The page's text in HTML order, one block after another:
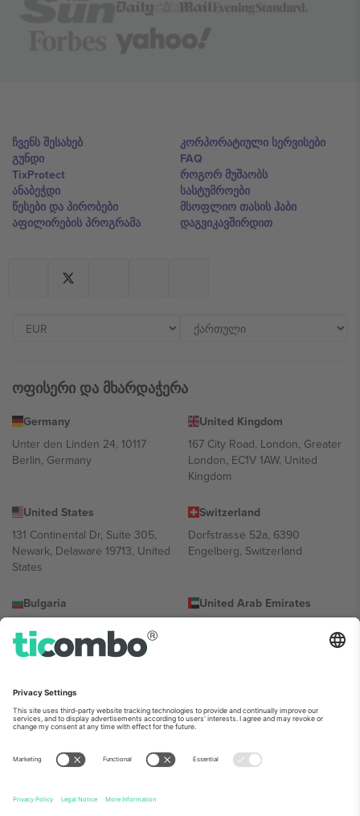
ჩვენს შესახებ
გუნდი
TixProtect
ანაბეჭდი
წესები და პირობები
აფილირების პროგრამა
კორპორატიული სერვისები
FAQ
როგორ მუშაობს
სასტუმროები
მსოფლიო თასის ჰაბი
დაგვიკავშირდით
ოფისერი და მხარდაჭერა
Germany
Unter den Linden 24, 10117
Berlin, Germany
United Kingdom
167 City Road, London, Greater
London, EC1V 1AW, United
Kingdom
United States
131 Continental Dr, Suite 305,
Newark, Delaware 19713, United
States
Switzerland
Dorfstrasse 52a, 6390
Engelberg, Switzerland
Bulgaria
Totleben 53-55, 1606 Sofia,
Bulgaria
United Arab Emirates
Building A1, Office 302, Dubai,
Mexico
Av Chapultepec 360, Roma
Norte, Cuauhtémoc, 06700
Ciudad de México, CDMX,
Mexico
პლატფორმის პროვაიდერის იურიდიული პირი იცვლება